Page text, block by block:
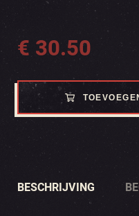
€ 30.50
BESCHRIJVING